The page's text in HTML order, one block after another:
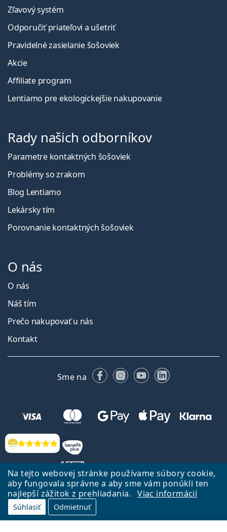
Na tejto webovej stránke používame súbory cookie,
aby fungovala správne a aby sme vám ponúkli ten
najlepší zážitok z prehliadania.
Viac informácií
Súhlasiť Odmietnuť
Hodnotenia
Zľavový systém
Odporučiť priateľovi a ušetriť
Pravidelné zasielanie šošoviek
Akcie
Affiliate program
Lentiamo pre ekologickejšie nakupovanie
Rady našich odborníkov
Parametre kontaktných šošoviek
Problémy so zrakom
Blog Lentiamo
Lekársky tím
Porovnanie kontaktných šošoviek
O nás
O nás
Náš tím
Prečo nakupovať u nás
Kontakt
Sme na FacebookuInstagrame
YouTubeLinkedIn
Späť na Úvodnu stránku
Lentiamo.sk vlastní a prevádzkuje spoločnosť Lentiamo s.r.o., Česká